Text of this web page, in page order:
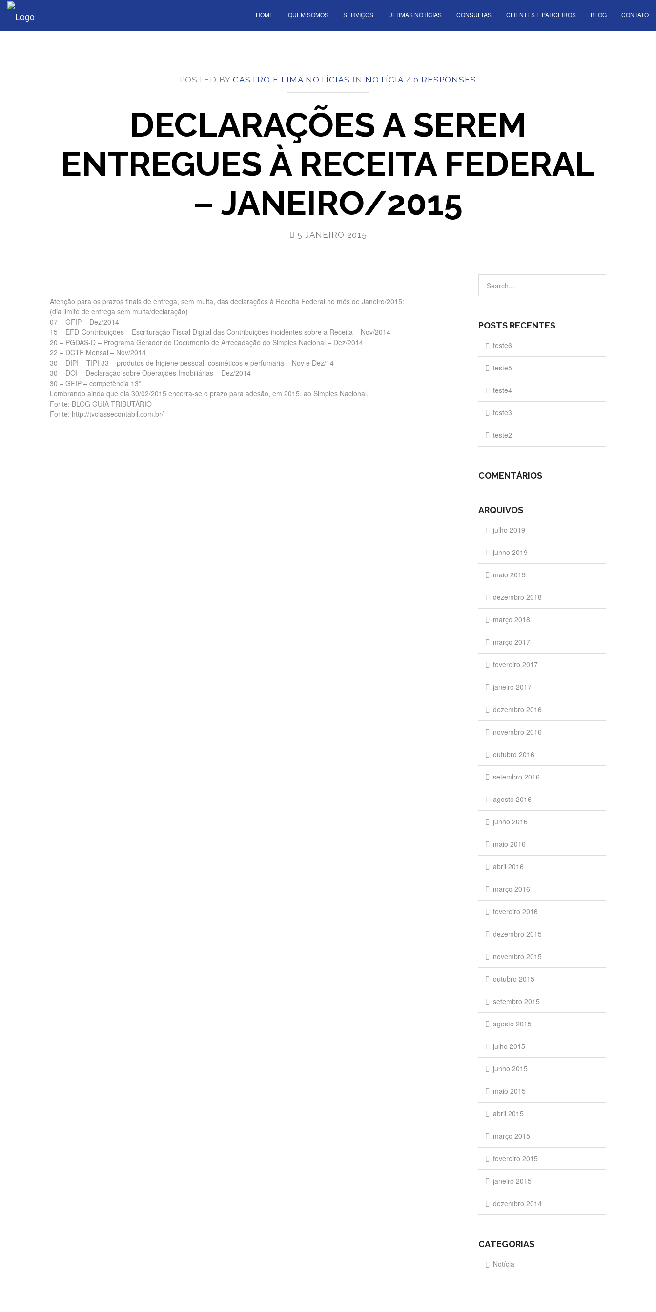
HOME QUEM SOMOS SERVIÇOS ÚLTIMAS NOTÍCIAS CONSULTAS CLIENTES E PARCEIROS BLOG CONTATO
POSTED BY CASTRO E LIMA NOTÍCIAS IN NOTÍCIA / 0 RESPONSES
DECLARAÇÕES A SEREM
ENTREGUES À RECEITA FEDERAL
– JANEIRO/2015
5 JANEIRO 2015
Atenção para os prazos finais de entrega, sem multa, das declarações à Receita Federal no mês de Janeiro/2015:
(dia limite de entrega sem multa/declaração)
07 – GFIP – Dez/2014
15 – EFD-Contribuições – Escrituração Fiscal Digital das Contribuições incidentes sobre a Receita – Nov/2014
20 – PGDAS-D – Programa Gerador do Documento de Arrecadação do Simples Nacional – Dez/2014
22 – DCTF Mensal – Nov/2014
30 – DIPI – TIPI 33 – produtos de higiene pessoal, cosméticos e perfumaria – Nov e Dez/14
30 – DOI – Declaração sobre Operações Imobiliárias – Dez/2014
30 – GFIP – competência 13º
Lembrando ainda que dia 30/02/2015 encerra-se o prazo para adesão, em 2015, ao Simples Nacional.
Fonte: BLOG GUIA TRIBUTÁRIO
Fonte: http://tvclassecontabil.com.br/
POSTS RECENTES
teste6
teste5
teste4
teste3
teste2
COMENTÁRIOS
ARQUIVOS
julho 2019
junho 2019
maio 2019
dezembro 2018
março 2018
março 2017
fevereiro 2017
janeiro 2017
dezembro 2016
novembro 2016
outubro 2016
setembro 2016
agosto 2016
junho 2016
maio 2016
abril 2016
março 2016
fevereiro 2016
dezembro 2015
novembro 2015
outubro 2015
setembro 2015
agosto 2015
julho 2015
junho 2015
maio 2015
abril 2015
março 2015
fevereiro 2015
janeiro 2015
dezembro 2014
CATEGORIAS
Notícia